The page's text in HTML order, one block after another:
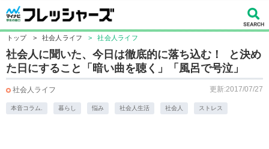
トップ > 社会人ライフ > 社会人ライフ
社会人に聞いた、今日は徹底的に落ち込む！ と決め
た日にすること「暗い曲を聴く」「風呂で号泣」
社会人ライフ 更新:2017/07/27
本音コラム. 暮らし 悩み 社会人生活 社会人 ストレス